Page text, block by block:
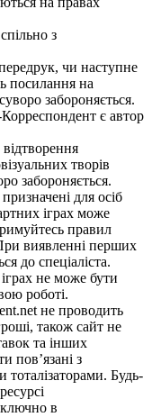
з
чи наступне
посилання на
забороняється.
є автор
творів
забороняється.
для осіб
іграх може
правил
виявленні перших
до спеціаліста.
не може бути
роботі.
не проводить
також сайт не
та інших
пов’язані з
тоталізаторами. Будь-
в